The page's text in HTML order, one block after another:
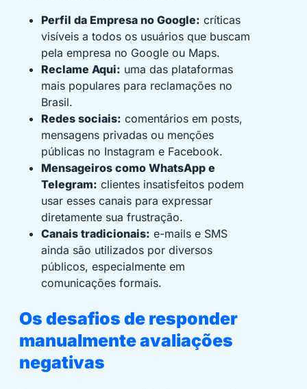
Perfil da Empresa no Google: críticas
visíveis a todos os usuários que buscam
pela empresa no Google ou Maps.
Reclame Aqui: uma das plataformas
mais populares para reclamações no
Brasil.
Redes sociais: comentários em posts,
mensagens privadas ou menções
públicas no Instagram e Facebook.
Mensageiros como WhatsApp e
Telegram: clientes insatisfeitos podem
usar esses canais para expressar
diretamente sua frustração.
Canais tradicionais: e-mails e SMS
ainda são utilizados por diversos
públicos, especialmente em
comunicações formais.
Os desafios de responder
manualmente avaliações
negativas